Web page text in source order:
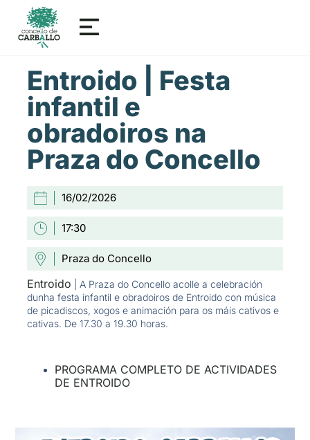
Entroido | Festa
infantil e
obradoiros na
Praza do Concello
16/02/2026
17:30
Praza do Concello
Entroido | A Praza do Concello acolle a celebración
dunha festa infantil e obradoiros de Entroido con música
de picadiscos, xogos e animación para os máis cativos e
cativas. De 17.30 a 19.30 horas.
PROGRAMA COMPLETO DE ACTIVIDADES
DE ENTROIDO